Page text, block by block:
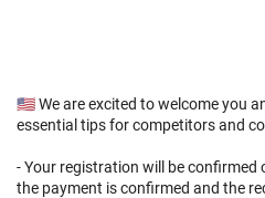
🇺🇸 We are excited to welcome you
essential tips for competitors and
- Your registration will be confirmed
the payment is confirmed and the